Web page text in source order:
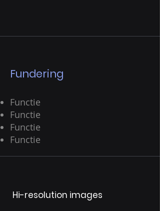
Fundering
Functie
Functie
Functie
Functie
Hi-resolution images